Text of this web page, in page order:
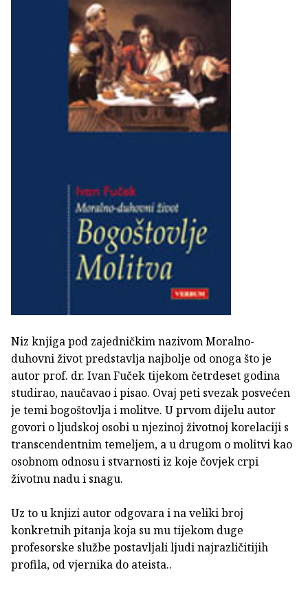
Niz knjiga pod zajedničkim nazivom Moralno-
duhovni život predstavlja najbolje od onoga što je
autor prof. dr. Ivan Fuček tijekom četrdeset godina
studirao, naučavao i pisao. Ovaj peti svezak posvećen
je temi bogoštovlja i molitve. U prvom dijelu autor
govori o ljudskoj osobi u njezinoj životnoj korelaciji s
transcendentnim temeljem, a u drugom o molitvi kao
osobnom odnosu i stvarnosti iz koje čovjek crpi
životnu nadu i snagu.
Uz to u knjizi autor odgovara i na veliki broj
konkretnih pitanja koja su mu tijekom duge
profesorske službe postavljali ljudi najrazličitijih
profila, od vjernika do ateista..